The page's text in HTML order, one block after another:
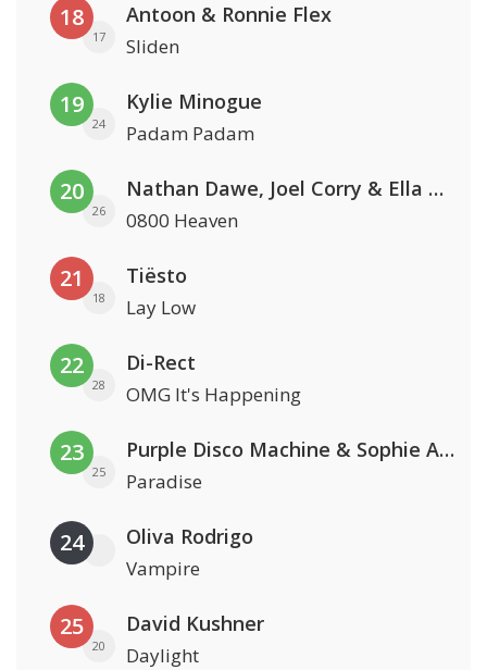
18
17
Antoon & Ronnie Flex
Sliden
19
24
Kylie Minogue
Padam Padam
20
26
Nathan Dawe, Joel Corry & Ella Henderson
0800 Heaven
21
18
Tiësto
Lay Low
22
28
Di-Rect
OMG It's Happening
23
25
Purple Disco Machine & Sophie And The Giants
Paradise
24 Oliva Rodrigo
Vampire
25
20
David Kushner
Daylight